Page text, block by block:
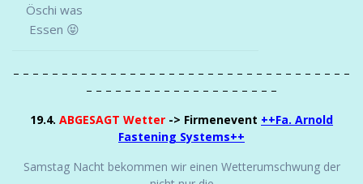
Öschi was
Essen 😝
– – – – – – – – – – – – – – – – – – – – – – – – – – – – – – – – – – –
– – – – – – – – – – – – – – – – – – – –
19.4. ABGESAGT Wetter -> Firmenevent ++Fa. Arnold
Fastening Systems++
Samstag Nacht bekommen wir einen Wetterumschwung der